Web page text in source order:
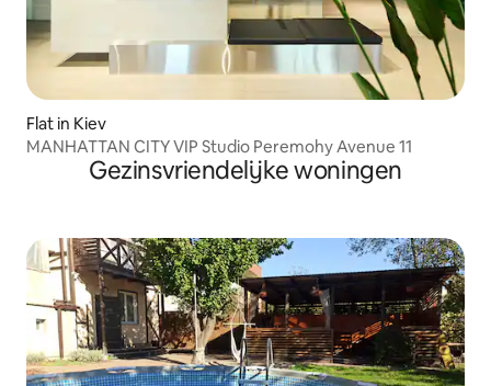
Flat in Kiev
MANHATTAN CITY VIP Studio Peremohy Avenue 11
Gezinsvriendelijke woningen